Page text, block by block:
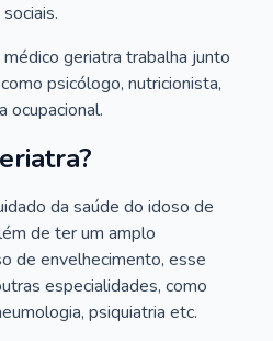
geriatra trabalha junto
psicólogo, nutricionista,
ocupacional.
da saúde do idoso de
de ter um amplo
de envelhecimento, esse
especialidades, como
psiquiatria etc.